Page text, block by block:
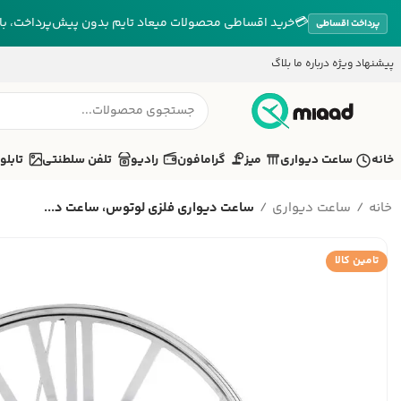
پرداخت اقساطی 💳خرید اقساطی محصولات میعاد تایم بدون پیش‌پرداخت،
پیشنهاد ویژه درباره ما بلاگ
خانه ساعت دیواری میز گرامافون رادیو تلفن سلطنتی تابلو
خانه ساعت دیواری ساعت دیواری فلزی لوتوس، ساعت د...
تامین کالا